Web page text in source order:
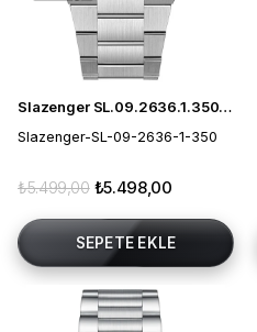
Slazenger SL.09.2636.1.350 Erkek Kol Saati
Slazenger-SL-09-2636-1-350
₺5.498,00
₺5.499,00
SEPETE EKLE